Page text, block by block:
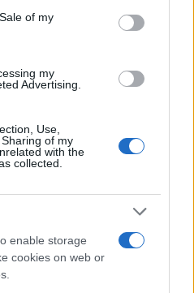
of my
my
Advertising.
Use,
of my
with the
collected.
enable storage
cookies on web or
κατά την οποία η
από εξωστρέφεια και
γενικότερη πρόοδο της
με την UniCredit δεν
αξίας. Έχει στο
της επιχειρηματικότητας
περιφερειακή
ευκαιριών προόδου για